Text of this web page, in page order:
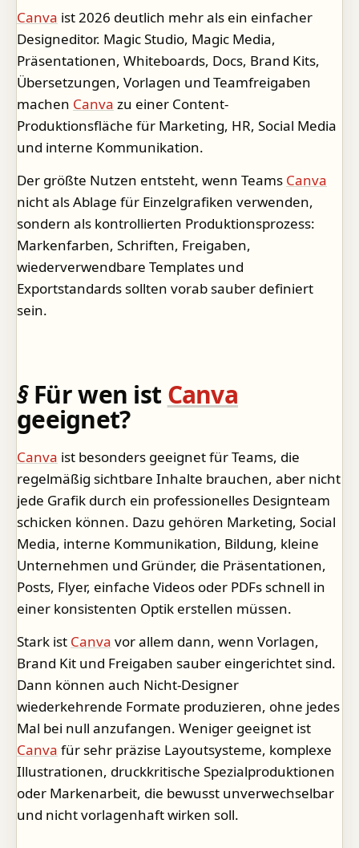
Canva ist 2026 deutlich mehr als ein einfacher
Designeditor. Magic Studio, Magic Media,
Präsentationen, Whiteboards, Docs, Brand Kits,
Übersetzungen, Vorlagen und Teamfreigaben
machen Canva zu einer Content-
Produktionsfläche für Marketing, HR, Social Media
und interne Kommunikation.
Der größte Nutzen entsteht, wenn Teams Canva
nicht als Ablage für Einzelgrafiken verwenden,
sondern als kontrollierten Produktionsprozess:
Markenfarben, Schriften, Freigaben,
wiederverwendbare Templates und
Exportstandards sollten vorab sauber definiert
sein.
Für wen ist Canva
geeignet?
Canva ist besonders geeignet für Teams, die
regelmäßig sichtbare Inhalte brauchen, aber nicht
jede Grafik durch ein professionelles Designteam
schicken können. Dazu gehören Marketing, Social
Media, interne Kommunikation, Bildung, kleine
Unternehmen und Gründer, die Präsentationen,
Posts, Flyer, einfache Videos oder PDFs schnell in
einer konsistenten Optik erstellen müssen.
Stark ist Canva vor allem dann, wenn Vorlagen,
Brand Kit und Freigaben sauber eingerichtet sind.
Dann können auch Nicht-Designer
wiederkehrende Formate produzieren, ohne jedes
Mal bei null anzufangen. Weniger geeignet ist
Canva für sehr präzise Layoutsysteme, komplexe
Illustrationen, druckkritische Spezialproduktionen
oder Markenarbeit, die bewusst unverwechselbar
und nicht vorlagenhaft wirken soll.